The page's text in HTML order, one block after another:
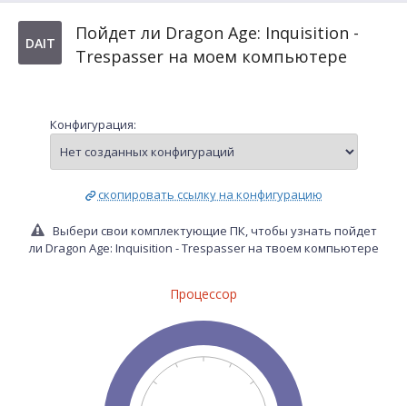
DAIT
Пойдет ли Dragon Age: Inquisition -
Trespasser на моем компьютере
Конфигурация:
скопировать ссылку на конфигурацию
Выбери свои комплектующие ПК, чтобы узнать пойдет
ли Dragon Age: Inquisition - Trespasser на твоем компьютере
Процессор